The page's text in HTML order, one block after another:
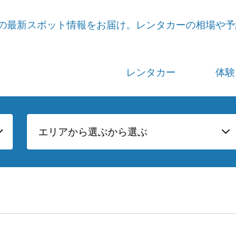
新スポット情報をお届け。レンタカーの相場や
レンタカー 体験
エリアから選ぶから選ぶ